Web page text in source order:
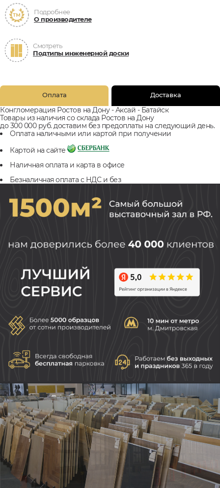
Подробнее
О производителе
Смотреть
Подтипы инженерной доски
Оплата Доставка
Конгломерация Ростов на Дону - Аксай - Батайск
Товары из наличия со склада Ростов на Дону
до 300 000 руб. доставим без предоплаты на следующий день.
Оплата наличными или картой при получении
Картой на сайте
Наличная оплата и карта в офисе
Безналичная оплата с НДС и без